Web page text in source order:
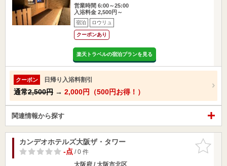
営業時間 6:00～25:00
入浴料金 2,500円～
宿泊 ロウリュ
クーポンあり
楽天トラベルの宿泊プランを見る
クーポン 日帰り入浴料割引
通常2,500円 → 2,000円（500円お得！）
関連情報から探す
お気に入
りに追加
カンデオホテルズ大阪ザ・タワー
-点/ 0 件
大阪府 / 大阪市北区